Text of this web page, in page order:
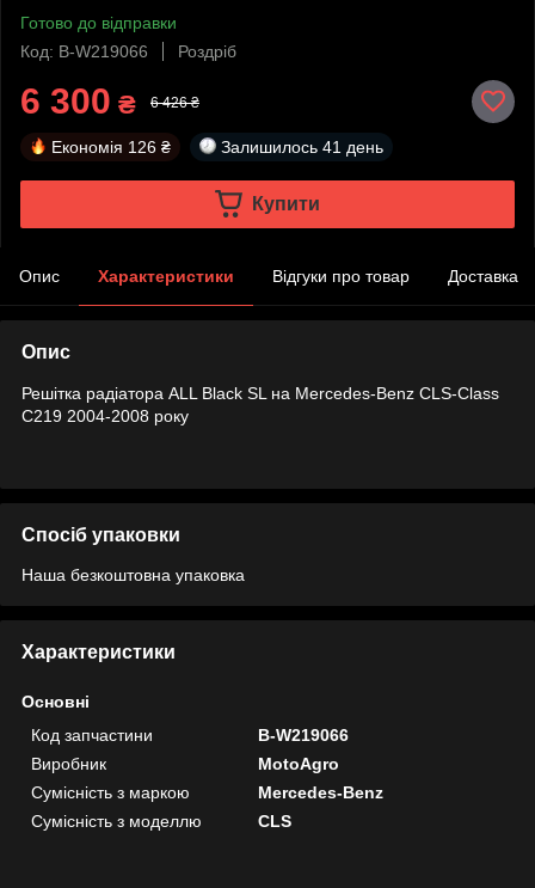
Готово до відправки
Код: B-W219066
Роздріб
6 300 ₴ 6 426 ₴
Економія 126 ₴ Залишилось 41 день
Купити
Опис Характеристики Відгуки про товар Доставка
Опис
Решітка радіатора ALL Black SL на Mercedes-Benz CLS-Class
C219 2004-2008 року
Спосіб упаковки
Наша безкоштовна упаковка
Характеристики
Основні
Код запчастини
B-W219066
Виробник
MotoAgro
Сумісність з маркою
Mercedes-Benz
Сумісність з моделлю
CLS